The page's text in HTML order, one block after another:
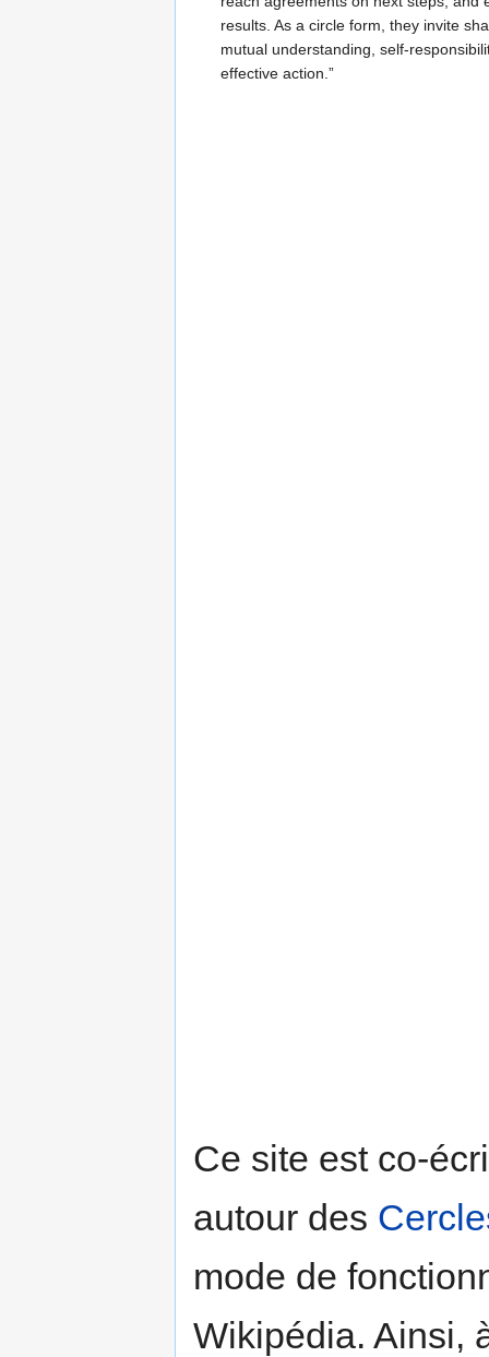
results. As a circle form, they invite
mutual understanding, self-
effective action.”
Ce site est co-
autour des
mode de
Wikipédia. Ainsi,